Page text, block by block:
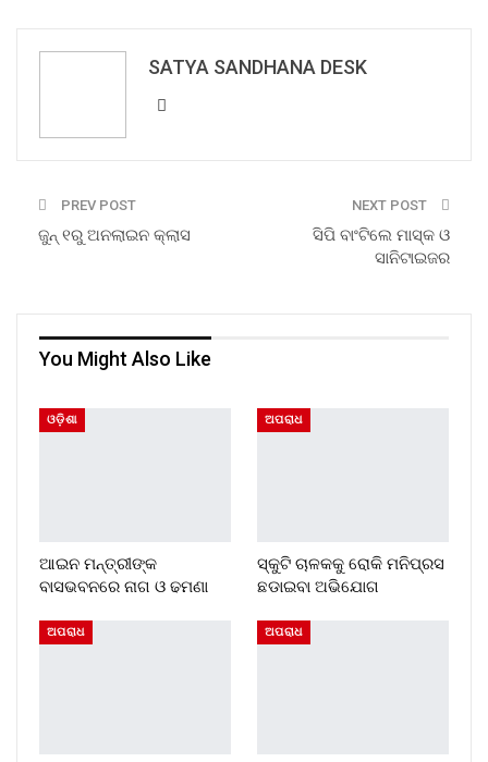
SATYA SANDHANA DESK
PREV POST
ଜୁନ୍ ୧ରୁ ଅନଲାଇନ କ୍ଲାସ
NEXT POST
ସିପି ବାଂଟିଲେ ମାସ୍କ ଓ
ସାନିଟାଇଜର
You Might Also Like
ଓଡ଼ିଶା
ଆଇନ ମନ୍ତ୍ରୀଙ୍କ
ବାସଭବନରେ ନାଗ ଓ ଢମଣା
ଅପରାଧ
ସ୍କୁଟି ଚାଳକକୁ ରୋକି ମନିପ୍ରସ
ଛଡାଇବା ଅଭିଯୋଗ
ଅପରାଧ ଅପରାଧ